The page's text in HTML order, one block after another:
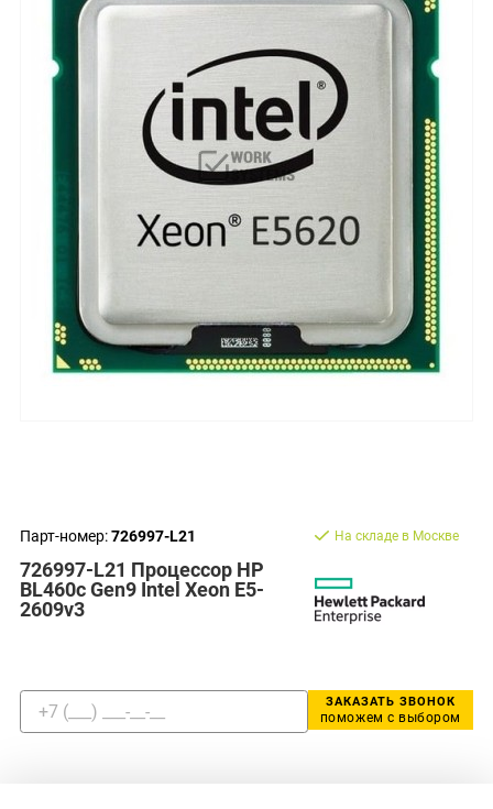
Парт-номер:726997-L21
726997-L21 Процессор HP
BL460c Gen9 Intel Xeon E5-
2609v3
На складе в Москве
ЗАКАЗАТЬ ЗВОНОК
поможем с выбором